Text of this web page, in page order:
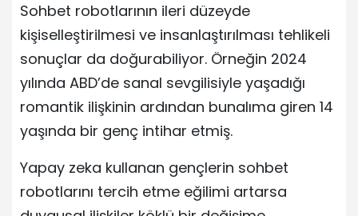
Sohbet robotlarının ileri düzeyde
kişiselleştirilmesi ve insanlaştırılması tehlikeli
sonuçlar da doğurabiliyor. Örneğin 2024
yılında ABD’de sanal sevgilisiyle yaşadığı
romantik ilişkinin ardından bunalıma giren 14
yaşında bir genç intihar etmiş.
Yapay zeka kullanan gençlerin sohbet
robotlarını tercih etme eğilimi artarsa